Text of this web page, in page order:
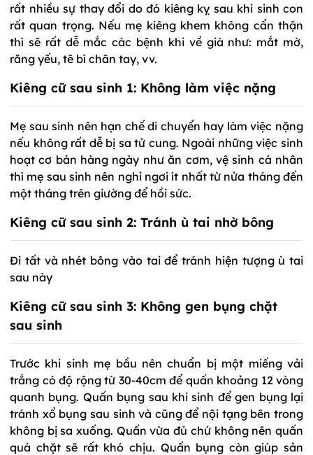
rất nhiều sự thay đổi do đó kiêng kỵ sau khi sinh con
rất quan trọng. Nếu mẹ kiêng khem không cẩn thận
thì sẽ rất dễ mắc các bệnh khi về già như: mắt mờ,
răng yếu, tê bì chân tay, vv.
Kiêng cữ sau sinh 1: Không làm việc nặng
Mẹ sau sinh nên hạn chế di chuyển hay làm việc nặng
nếu không rất dễ bị sa tử cung. Ngoài những việc sinh
hoạt cơ bản hàng ngày như ăn cơm, vệ sinh cá nhân
thì mẹ sau sinh nên nghỉ ngơi ít nhất từ nửa tháng đến
một tháng trên giường để hồi sức.
Kiêng cữ sau sinh 2: Tránh ù tai nhờ bông
Đi tất và nhét bông vào tai để tránh hiện tượng ù tai
sau này
Kiêng cữ sau sinh 3: Không gen bụng chặt
sau sinh
Trước khi sinh mẹ bầu nên chuẩn bị một miếng vải
trắng có độ rộng từ 30-40cm để quấn khoảng 12 vòng
quanh bụng. Quấn bụng sau khi sinh để gen bụng lại
tránh xổ bụng sau sinh và cũng để nội tạng bên trong
không bị sa xuống. Quấn vừa đủ chứ không nên quấn
quá chặt sẽ rất khó chịu. Quấn bụng còn giúp sản